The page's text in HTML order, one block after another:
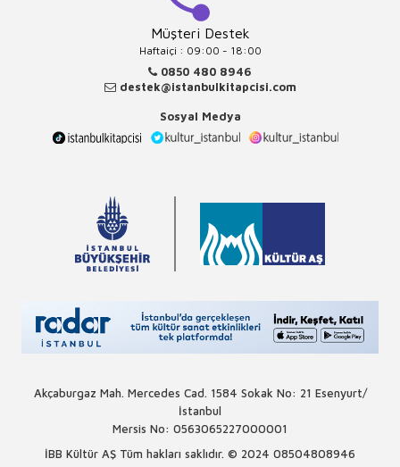
Müşteri Destek
Haftaiçi : 09:00 - 18:00
0850 480 8946
destek@istanbulkitapcisi.com
Sosyal Medya
Akçaburgaz Mah. Mercedes Cad. 1584 Sokak No: 21 Esenyurt/
İstanbul
Mersis No: 0563065227000001
İBB Kültür AŞ Tüm hakları saklıdır. © 2024 08504808946